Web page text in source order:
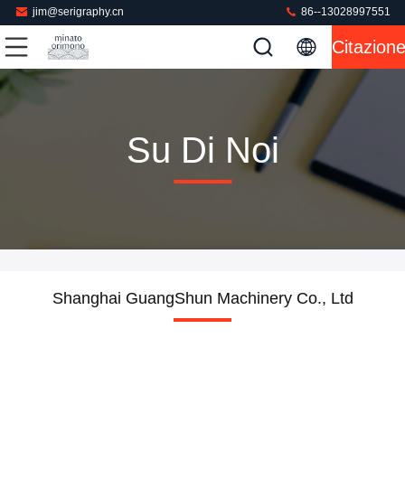
jim@serigraphy.cn 86--13028997551
Citazione
Su Di Noi
Shanghai GuangShun Machinery Co., Ltd